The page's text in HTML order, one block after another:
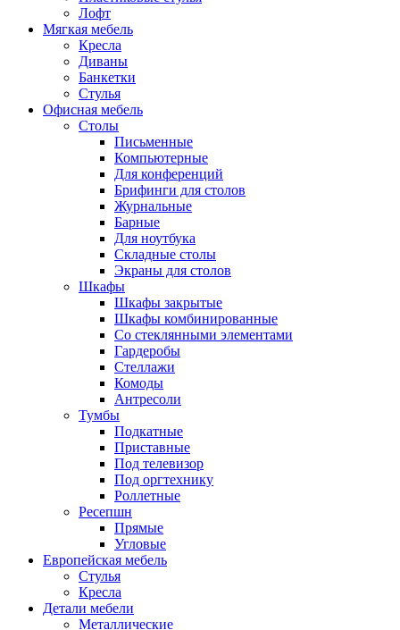
Лофт
Мягкая мебель
Кресла
Диваны
Банкетки
Стулья
Офисная мебель
Столы
Письменные
Компьютерные
Для конференций
Брифинги для столов
Журнальные
Барные
Для ноутбука
Складные столы
Экраны для столов
Шкафы
Шкафы закрытые
Шкафы комбинированные
Со стеклянными элементами
Гардеробы
Стеллажи
Комоды
Антресоли
Тумбы
Подкатные
Приставные
Под телевизор
Под оргтехнику
Роллетные
Ресепшн
Прямые
Угловые
Европейская мебель
Стулья
Кресла
Детали мебели
Металлические